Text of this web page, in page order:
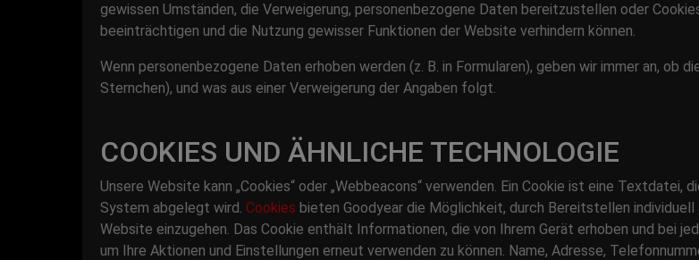
gewissen Umständen, die Verweigerung, personenbezogene Daten bereitzustellen oder
beeinträchtigen und die Nutzung gewisser Funktionen der Website verhindern können.
Wenn personenbezogene Daten erhoben werden (z. B. in Formularen), geben wir immer an, ob
Sternchen), und was aus einer Verweigerung der Angaben folgt.
COOKIES UND ÄHNLICHE TECHNOLOGIE
Unsere Website kann „Cookies“ oder „Webbeacons“ verwenden. Ein Cookie ist eine
System abgelegt wird. Cookies bieten Goodyear die Möglichkeit, durch Bereitstellen
Website einzugehen. Das Cookie enthält Informationen, die von Ihrem Gerät erhoben und bei
um Ihre Aktionen und Einstellungen erneut verwenden zu können. Name, Adresse,